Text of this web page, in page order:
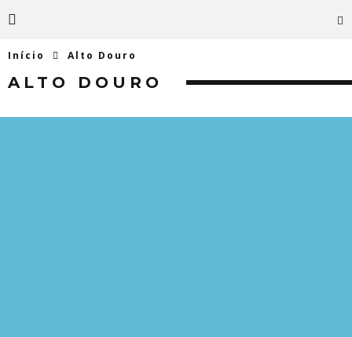
Início Alto Douro
ALTO DOURO